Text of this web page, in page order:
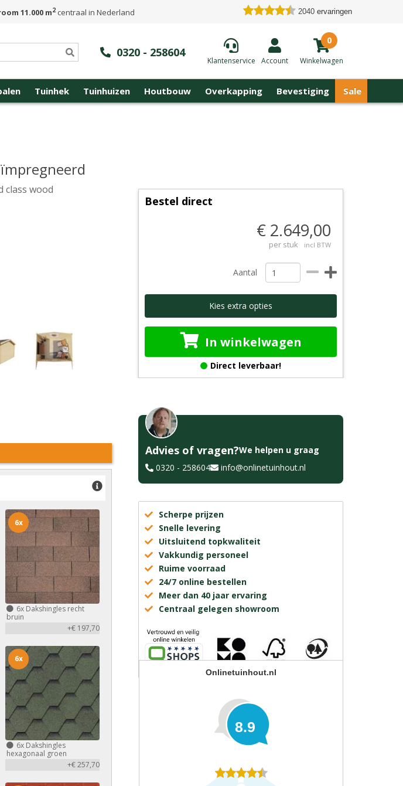
11.000 m2centraal in Nederland 2040 ervaringen
0320 - 258604
Klantenservice Account
0
Winkelwagen
Tuinhek Tuinhuizen Houtbouw Overkapping Bevestiging Sale
class wood
6x Dakshingles recht
bruin
+€ 197,70
6x
6x Dakshingles
hexagonaal groen
+€ 257,70
6x
Bestel direct
€ 2.649,00
per stuk incl BTW
Aantal
Kies extra opties
In winkelwagen
Direct leverbaar!
Advies of vragen?We helpen u graag
0320 - 258604
info@onlinetuinhout.nl
Scherpe prijzen
Snelle levering
Uitsluitend topkwaliteit
Vakkundig personeel
Ruime voorraad
24/7 online bestellen
Meer dan 40 jaar ervaring
Centraal gelegen showroom
Onlinetuinhout.nl
8.9